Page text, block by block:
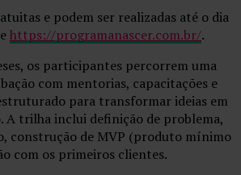
e podem ser realizadas até o dia
https://programanascer.com.br/.
os participantes percorrem uma
com mentorias, capacitações e
para transformar ideias em
A trilha inclui definição de problema,
construção de MVP (produto mínimo
com os primeiros clientes.